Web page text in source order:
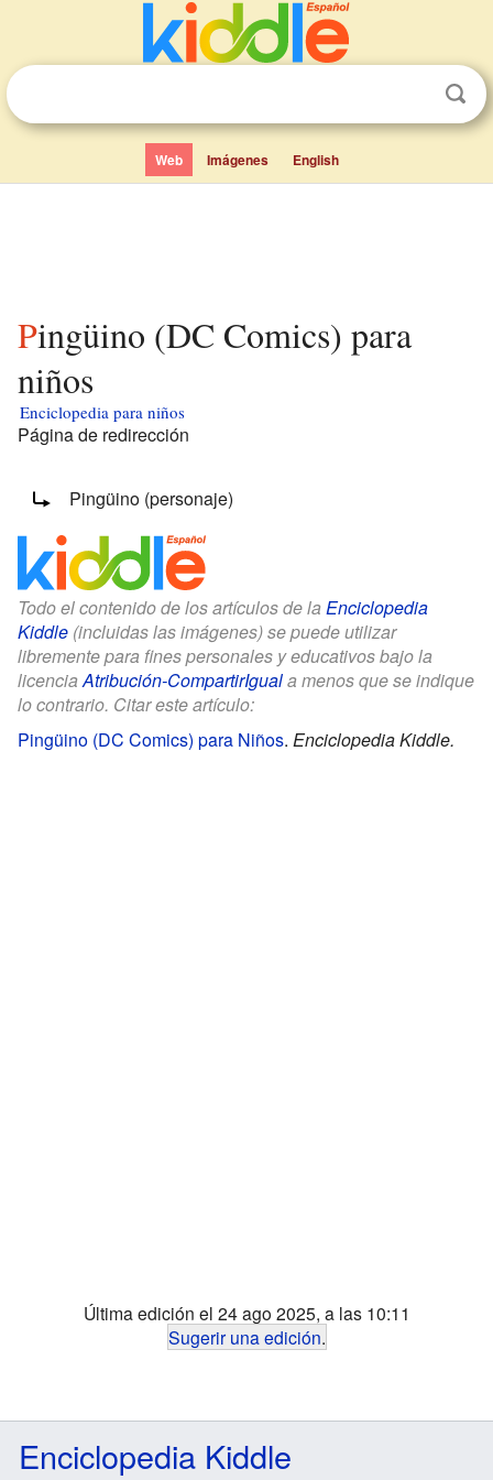
Web Imágenes English
Pingüino (DC Comics) para
niños
Enciclopedia para niños
Página de redirección
Pingüino (personaje)
Todo el contenido de los artículos de la Enciclopedia
Kiddle (incluidas las imágenes) se puede utilizar
libremente para fines personales y educativos bajo la
licenciaAtribución-CompartirIguala menos que se indique
lo contrario. Citar este artículo:
Pingüino (DC Comics) para Niños. Enciclopedia Kiddle.
Última edición el 24 ago 2025, a las 10:11
Sugerir una edición.
Enciclopedia Kiddle